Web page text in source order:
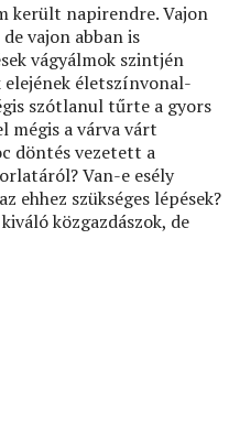
került napirendre. Vajon
vajon abban is
vágyálmok szintjén
elejének életszínvonal-
szótlanul tűrte a gyors
mégis a várva várt
döntés vezetett a
Van-e esély
ehhez szükséges lépések?
közgazdászok, de